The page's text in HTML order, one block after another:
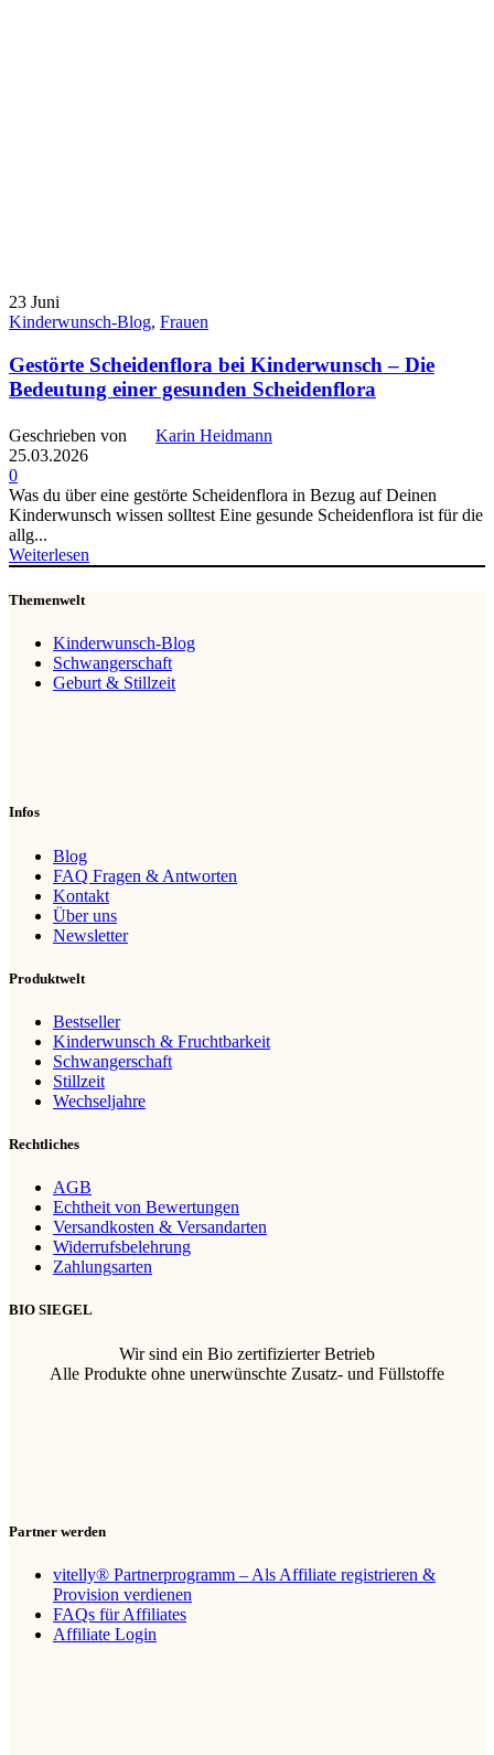
23 Juni
Kinderwunsch-Blog, Frauen
Gestörte Scheidenflora bei Kinderwunsch – Die
Bedeutung einer gesunden Scheidenflora
Geschrieben von
Karin Heidmann
25.03.2026
0
Was du über eine gestörte Scheidenflora in Bezug auf Deinen
Kinderwunsch wissen solltest Eine gesunde Scheidenflora ist für die
allg...
Weiterlesen
Themenwelt
Kinderwunsch-Blog
Schwangerschaft
Geburt & Stillzeit
Infos
Blog
FAQ Fragen & Antworten
Kontakt
Über uns
Newsletter
Produktwelt
Bestseller
Kinderwunsch & Fruchtbarkeit
Schwangerschaft
Stillzeit
Wechseljahre
Rechtliches
AGB
Echtheit von Bewertungen
Versandkosten & Versandarten
Widerrufsbelehrung
Zahlungsarten
BIO SIEGEL
Wir sind ein Bio zertifizierter Betrieb
Alle Produkte ohne unerwünschte Zusatz- und Füllstoffe
Partner werden
vitelly® Partnerprogramm – Als Affiliate registrieren &
Provision verdienen
FAQs für Affiliates
Affiliate Login